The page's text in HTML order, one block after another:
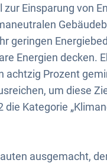
Einsparung von
geringen
Energien decken.
achtzig Prozent
um diese
die Kategorie
ausgemacht,